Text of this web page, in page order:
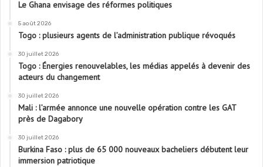
Le Ghana envisage des réformes politiques
5 août 2026
Togo : plusieurs agents de l’administration publique révoqués
30 juillet 2026
Togo : Énergies renouvelables, les médias appelés à devenir des
acteurs du changement
30 juillet 2026
Mali : l’armée annonce une nouvelle opération contre les GAT
près de Dagabory
30 juillet 2026
Burkina Faso : plus de 65 000 nouveaux bacheliers débutent leur
immersion patriotique